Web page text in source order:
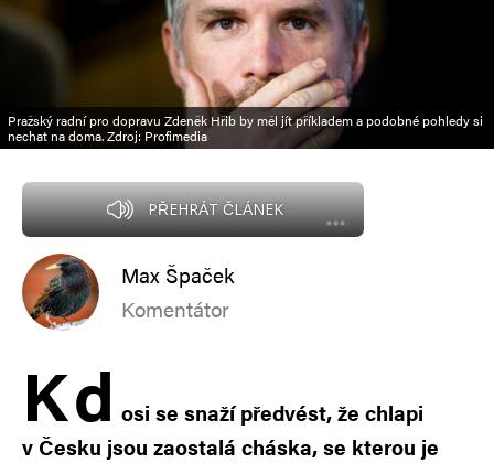
Pražský radní pro dopravu Zdeněk Hřib by měl jít příkladem a podobné pohledy si
nechat na doma. Zdroj: Profimedia
PŘEHRÁT ČLÁNEK
Max Špaček
Komentátor
Kd osi se snaží předvést, že chlapi
v Česku jsou zaostalá cháska, se kterou je